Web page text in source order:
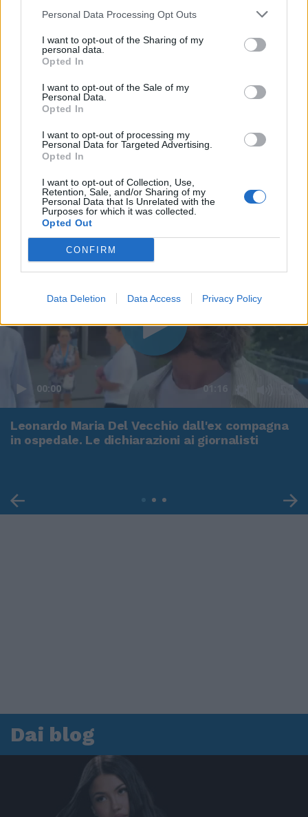
Personal Data Processing Opt Outs
I want to opt-out of the Sharing of my
personal data.
Opted In
I want to opt-out of the Sale of my
Personal Data.
Opted In
I want to opt-out of processing my
Personal Data for Targeted Advertising.
Opted In
I want to opt-out of Collection, Use,
Retention, Sale, and/or Sharing of my
Personal Data that Is Unrelated with the
Purposes for which it was collected.
Opted Out
CONFIRM
Data Deletion Data Access Privacy Policy
00:00 01:16
Leonardo Maria Del Vecchio dall'ex compagna
in ospedale. Le dichiarazioni ai giornalisti
Dai blog